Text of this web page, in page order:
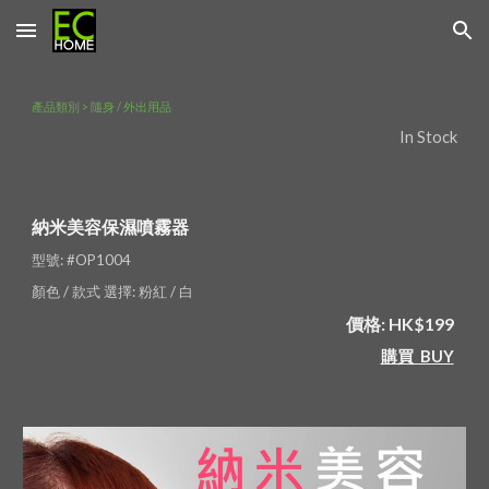
Skip to main content Skip to navigation
產品類別 > 隨身 / 外出用品
In Stock
納米美容保濕噴霧器
型號: #OP1004
顏色 / 款式 選擇: 粉紅 / 白
價格: HK$199
購買  BUY